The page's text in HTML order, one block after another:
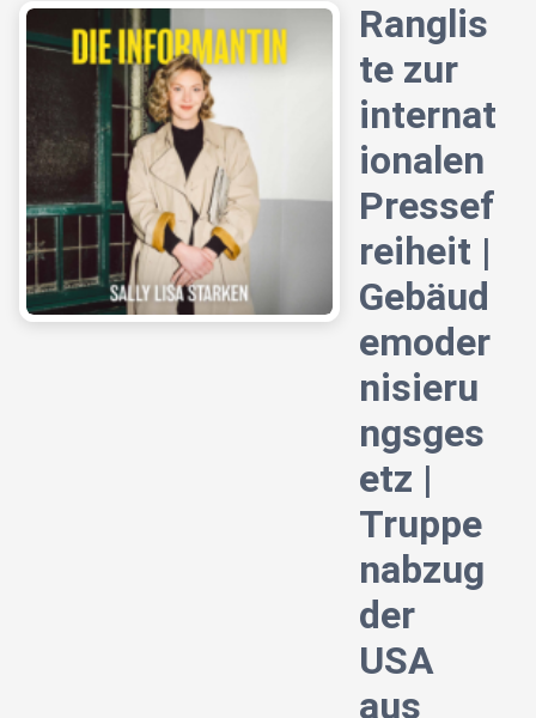
Ranglis
te zur
internat
ionalen
Pressef
reiheit |
Gebäud
emoder
nisieru
ngsges
etz |
Truppe
nabzug
der
USA
aus